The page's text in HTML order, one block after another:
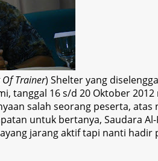
Trainer) Shelter yang
tanggal 16 s/d 20 Oktober
salah seorang peserta, atas
untuk bertanya, Saudara
jarang aktif tapi nanti hadir